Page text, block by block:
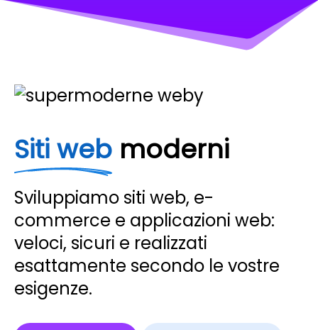
Siti web moderni
Sviluppiamo siti web, e-
commerce e applicazioni web:
veloci, sicuri e realizzati
esattamente secondo le vostre
esigenze.